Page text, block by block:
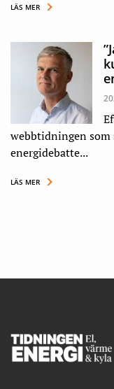
LÄS MER
webbtidningen som
energidebatte...
LÄS MER
Footer